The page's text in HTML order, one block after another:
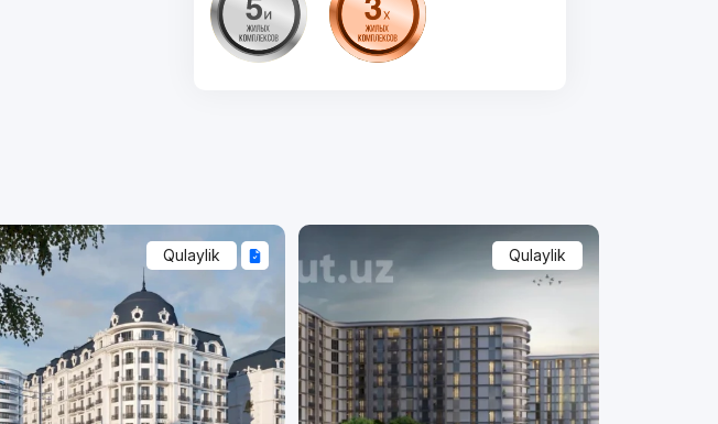
Qulaylik Qulaylik